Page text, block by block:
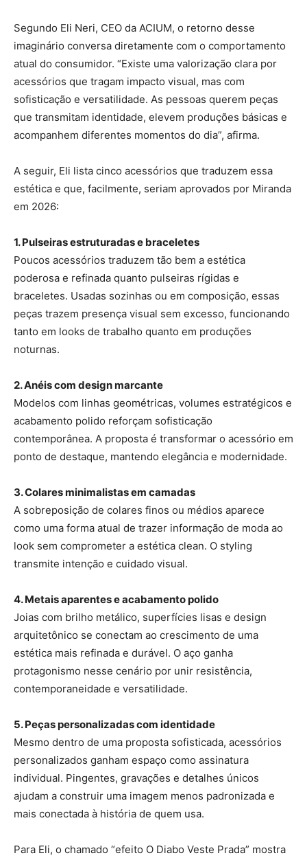
Segundo Eli Neri, CEO da ACIUM, o retorno desse
imaginário conversa diretamente com o comportamento
atual do consumidor. “Existe uma valorização clara por
acessórios que tragam impacto visual, mas com
sofisticação e versatilidade. As pessoas querem peças
que transmitam identidade, elevem produções básicas e
acompanhem diferentes momentos do dia”, afirma.
A seguir, Eli lista cinco acessórios que traduzem essa
estética e que, facilmente, seriam aprovados por Miranda
em 2026:
1. Pulseiras estruturadas e braceletes
Poucos acessórios traduzem tão bem a estética
poderosa e refinada quanto pulseiras rígidas e
braceletes. Usadas sozinhas ou em composição, essas
peças trazem presença visual sem excesso, funcionando
tanto em looks de trabalho quanto em produções
noturnas.
2. Anéis com design marcante
Modelos com linhas geométricas, volumes estratégicos e
acabamento polido reforçam sofisticação
contemporânea. A proposta é transformar o acessório em
ponto de destaque, mantendo elegância e modernidade.
3. Colares minimalistas em camadas
A sobreposição de colares finos ou médios aparece
como uma forma atual de trazer informação de moda ao
look sem comprometer a estética clean. O styling
transmite intenção e cuidado visual.
4. Metais aparentes e acabamento polido
Joias com brilho metálico, superfícies lisas e design
arquitetônico se conectam ao crescimento de uma
estética mais refinada e durável. O aço ganha
protagonismo nesse cenário por unir resistência,
contemporaneidade e versatilidade.
5. Peças personalizadas com identidade
Mesmo dentro de uma proposta sofisticada, acessórios
personalizados ganham espaço como assinatura
individual. Pingentes, gravações e detalhes únicos
ajudam a construir uma imagem menos padronizada e
mais conectada à história de quem usa.
Para Eli, o chamado “efeito O Diabo Veste Prada” mostra